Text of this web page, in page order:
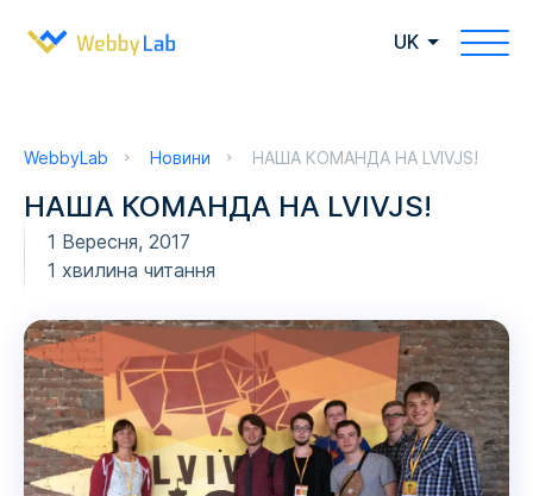
UK
WebbyLab Новини НАША КОМАНДА НА LVIVJS!
НАША КОМАНДА НА LVIVJS!
1 Вересня, 2017
1 хвилина читання